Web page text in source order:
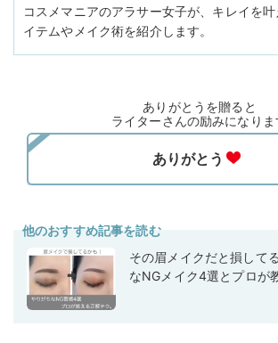
コスメマニアのアラサー女子が、キレイを
イテムやメイク術を紹介します。
ありがとうを贈ると
ライターさんの励みになりま
他のおすすめ記事を読む
その眉メイクだと損して
なNGメイク4選とプロが